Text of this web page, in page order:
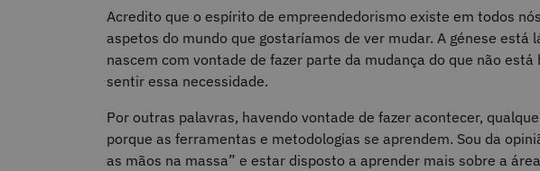
Acredito que o espírito de empreendedorismo existe em todos
aspetos do mundo que gostaríamos de ver mudar. A génese está
nascem com vontade de fazer parte da mudança do que não
sentir essa necessidade.
Por outras palavras, havendo vontade de fazer acontecer,
porque as ferramentas e metodologias se aprendem. Sou da
as mãos na massa” e estar disposto a aprender mais sobre a